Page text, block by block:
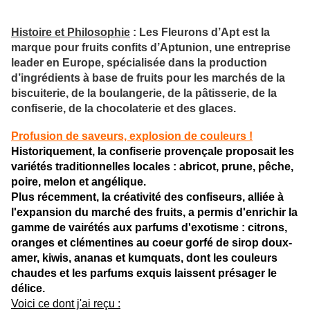
Histoire et Philosophie : Les Fleurons d’Apt est la
marque pour fruits confits d’Aptunion, une entreprise
leader en Europe, spécialisée dans la production
d’ingrédients à base de fruits pour les marchés de la
biscuiterie, de la boulangerie, de la pâtisserie, de la
confiserie, de la chocolaterie et des glaces.
Profusion de saveurs, explosion de couleurs !
Historiquement, la confiserie provençale proposait les
variétés traditionnelles locales : abricot, prune, pêche,
poire, melon et angélique.
Plus récemment, la créativité des confiseurs, alliée à
l'expansion du marché des fruits, a permis d'enrichir la
gamme de vairétés aux parfums d'exotisme : citrons,
oranges et clémentines au coeur gorfé de sirop doux-
amer, kiwis, ananas et kumquats, dont les couleurs
chaudes et les parfums exquis laissent présager le
délice.
Voici ce dont j'ai reçu :